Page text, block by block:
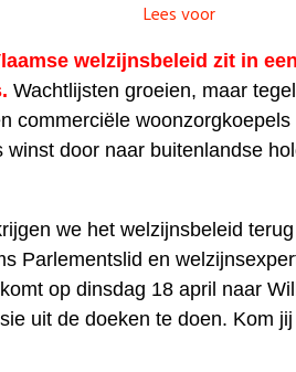
Lees voor
welzijnsbeleid zit in
Wachtlijsten groeien, maar
commerciële woonzorgkoepels
winst door naar buitenlandse
we het welzijnsbeleid
Parlementslid en
komt op dinsdag 18 april naar
uit de doeken te doen. Kom